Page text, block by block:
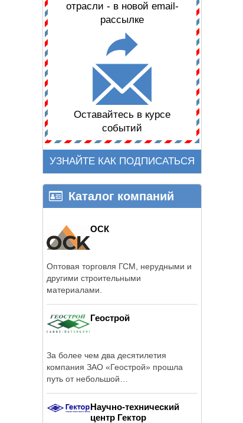
отрасли - в новой email-
рассылке
Оставайтесь в курсе
событий
УЗНАЙТЕ КАК ПОДПИСАТЬСЯ
Каталог компаний
ОСК
Оптовая торговля ГСМ, нерудными и
другими строительными
материалами.
Геострой
За более чем два десятилетия
компания ЗАО «Геострой» прошла
путь от небольшой
Научно-технический
центр Гектор